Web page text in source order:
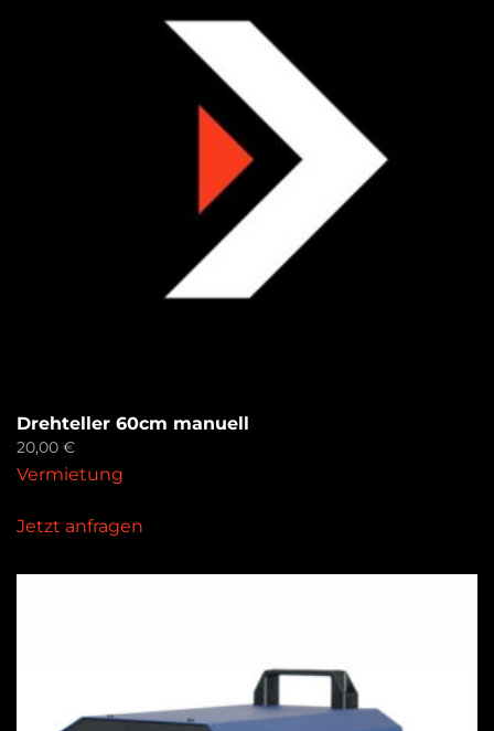
Drehteller 60cm manuell
20,00 €
Vermietung
Jetzt anfragen